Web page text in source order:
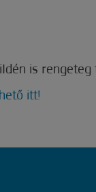
is
itt!